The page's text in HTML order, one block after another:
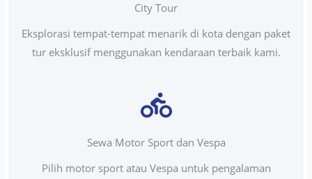
City Tour
Eksplorasi tempat-tempat menarik di kota dengan paket
tur eksklusif menggunakan kendaraan terbaik kami.
Sewa Motor Sport dan Vespa
Pilih motor sport atau Vespa untuk pengalaman